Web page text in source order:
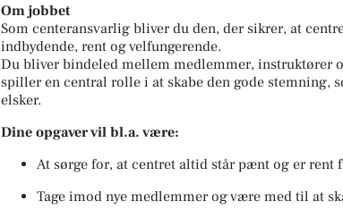
Om jobbet
Som centeransvarlig bliver du den, der sikrer, at
indbydende, rent og velfungerende.
Du bliver bindeled mellem medlemmer, instruktører
spiller en central rolle i at skabe den gode stemning,
elsker.
Dine opgaver vil bl.a. være:
At sørge for, at centret altid står pænt og er rent
Tage imod nye medlemmer og være med til at